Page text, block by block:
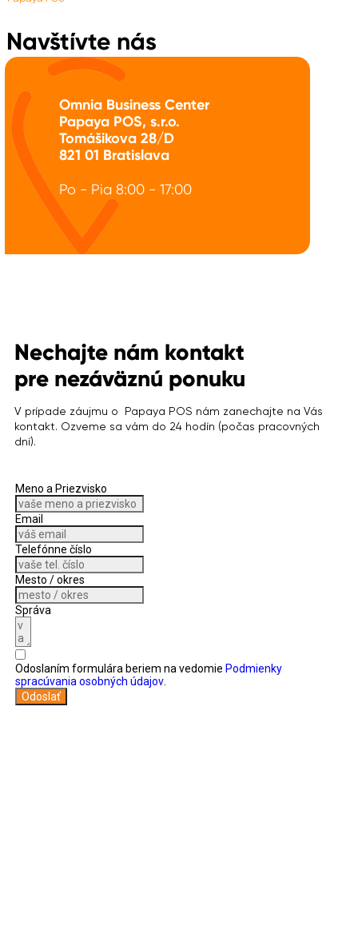
Navštívte nás
Omnia Business Center
Papaya POS, s.r.o.
Tomášikova 28/D
821 01 Bratislava
Po - Pia 8:00 - 17:00
Nechajte nám kontakt
pre nezáväznú ponuku
V prípade záujmu o Papaya POS nám zanechajte na Vás
kontakt. Ozveme sa vám do 24 hodín (počas pracovných
dní).
Meno a Priezvisko
Email
Telefónne číslo
Mesto / okres
Správa
Odoslaním formulára beriem na vedomie Podmienky
spracúvania osobných údajov
Odoslať